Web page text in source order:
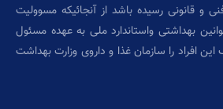
و قانونی رسیده باشد از آنجائیکه مسوولیت
بهداشتی واستاندارد ملی به عهده مسئول
افراد را سازمان غذا و داروی وزارت بهداشت